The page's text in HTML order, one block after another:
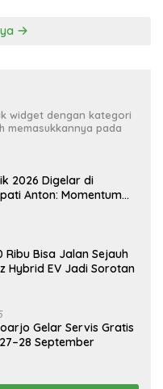
widget dengan kategori
memasukkannya pada
2026 Digelar di
Anton: Momentum
Ribu Bisa Jalan Sejauh
Hybrid EV Jadi Sorotan
Gelar Servis Gratis
September